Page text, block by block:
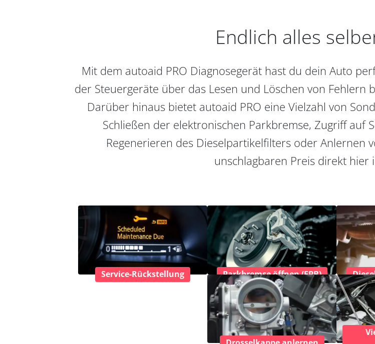
Endlich alles
Mit dem autoaid PRO Diagnosegerät hast du dein Auto
der Steuergeräte über das Lesen und Löschen von Fehlern
Darüber hinaus bietet autoaid PRO eine Vielzahl von
Schließen der elektronischen Parkbremse, Zugriff auf
Regenerieren des Dieselpartikelfilters oder Anlernen
unschlagbaren Preis direkt hier
Service-Rückstellung Parkbremse öffnen (EPB)